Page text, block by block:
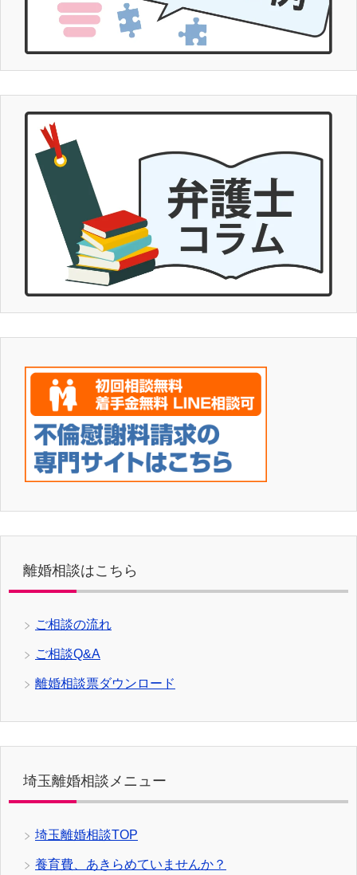
離婚相談はこちら
ご相談の流れ
ご相談Q&A
離婚相談票ダウンロード
埼玉離婚相談メニュー
埼玉離婚相談TOP
養育費、あきらめていませんか？